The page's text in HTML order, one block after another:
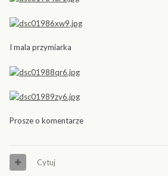
I mala przymiarka
Prosze o komentarze
Cytuj